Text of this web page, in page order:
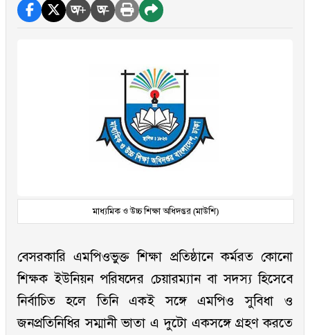
অ+ অ-
মাধ্যমিক ও উচ্চ শিক্ষা অধিদপ্তর (মাউশি)
বেসরকারি এমপিওভুক্ত শিক্ষা প্রতিষ্ঠানে কর্মরত কোনো
শিক্ষক ইউনিয়ন পরিষদের চেয়ারম্যান বা সদস্য হিসেবে
নির্বাচিত হলে তিনি একই সঙ্গে এমপিও সুবিধা ও
জনপ্রতিনিধির সম্মানী ভাতা এ দুটো একসঙ্গে গ্রহণ করতে